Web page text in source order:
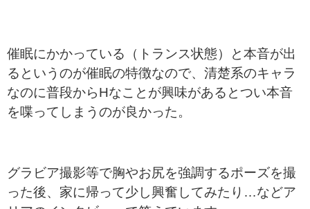
催眠にかかっている（トランス状態）と本音が出
るというのが催眠の特徴なので、清楚系のキャラ
なのに普段からHなことが興味があるとつい本音
を喋ってしまうのが良かった。
グラビア撮影等で胸やお尻を強調するポーズを撮
った後、家に帰って少し興奮してみたり…などア